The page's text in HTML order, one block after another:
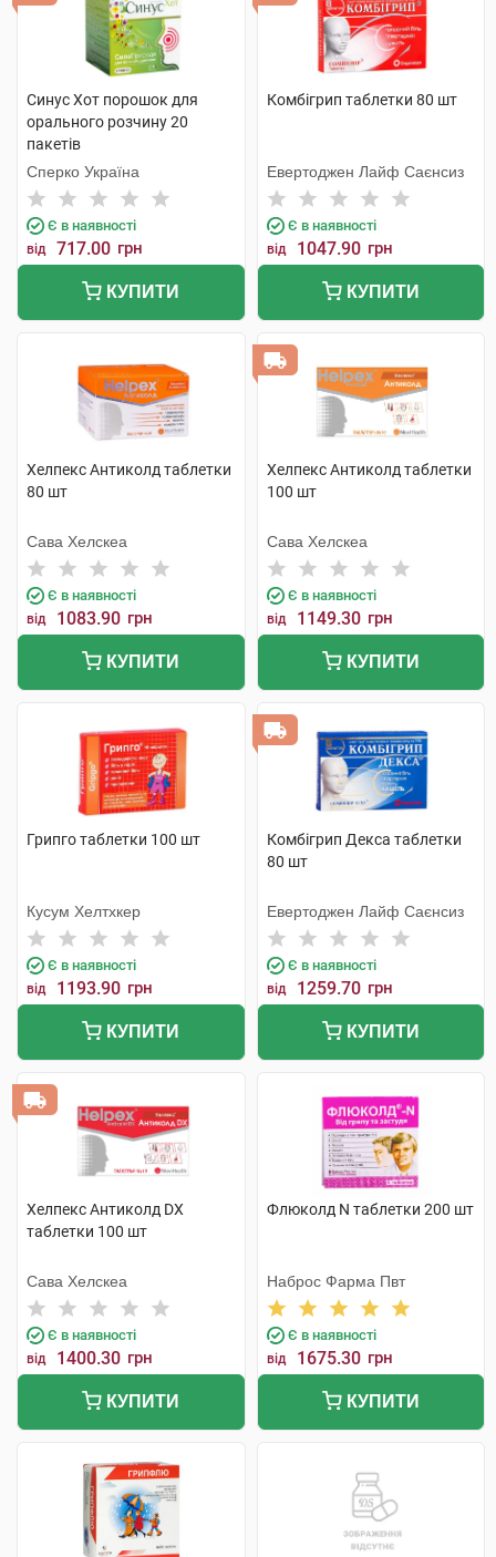
Синус Хот порошок для
орального розчину 20
пакетів
Сперко Україна
Є в наявності
від 717.00 грн
КУПИТИ
Комбігрип таблетки 80 шт
Евертоджен Лайф Саєнсиз
Є в наявності
від 1047.90 грн
КУПИТИ
Хелпекс Антиколд таблетки
80 шт
Сава Хелскеа
Є в наявності
від 1083.90 грн
КУПИТИ
Хелпекс Антиколд таблетки
100 шт
Сава Хелскеа
Є в наявності
від 1149.30 грн
КУПИТИ
Грипго таблетки 100 шт
Кусум Хелтхкер
Є в наявності
від 1193.90 грн
КУПИТИ
Комбігрип Декса таблетки
80 шт
Евертоджен Лайф Саєнсиз
Є в наявності
від 1259.70 грн
КУПИТИ
Хелпекс Антиколд DX
таблетки 100 шт
Сава Хелскеа
Є в наявності
від 1400.30 грн
КУПИТИ
Флюколд N таблетки 200 шт
Наброс Фарма Пвт
Є в наявності
від 1675.30 грн
КУПИТИ